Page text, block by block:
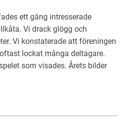
ett gäng intresserade
Vi drack glögg och
Vi konstaterade att föreningen
lockat många deltagare.
som visades. Årets bilder